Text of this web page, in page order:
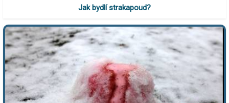
Jak bydlí strakapoud?